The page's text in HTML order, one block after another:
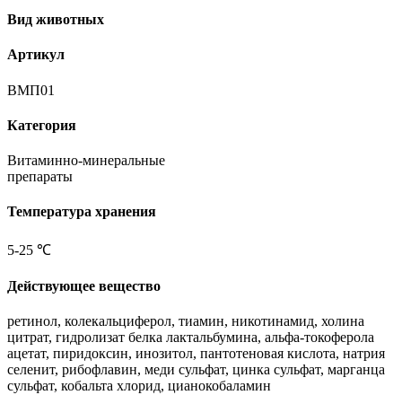
Вид животных
Артикул
ВМП01
Категория
Витаминно-минеральные
препараты
Температура хранения
5-25 ℃
Действующее вещество
ретинол, колекальциферол, тиамин, никотинамид, холина
цитрат, гидролизат белка лактальбумина, альфа-токоферола
ацетат, пиридоксин, инозитол, пантотеновая кислота, натрия
селенит, рибофлавин, меди сульфат, цинка сульфат, марганца
сульфат, кобальта хлорид, цианокобаламин